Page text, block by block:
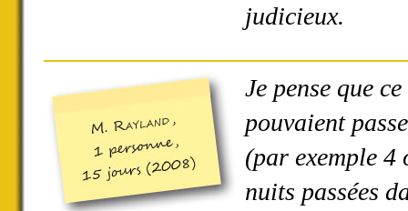
judicieux.
Je pense que
pouvaient
(par exemple 4
nuits passées